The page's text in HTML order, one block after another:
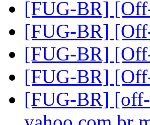
[FUG-BR]
[FUG-BR]
[FUG-BR]
[FUG-BR]
[FUG-BR]